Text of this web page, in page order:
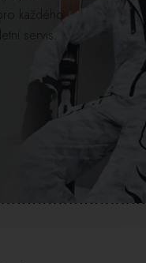
každého.
servis.